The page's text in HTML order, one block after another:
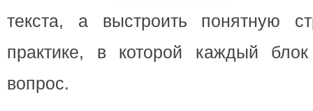
текста, а выстроить понятную
практике, в которой каждый
вопрос.